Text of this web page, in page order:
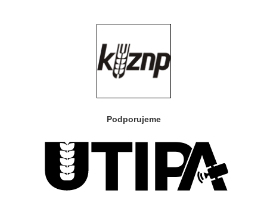
Podporujeme